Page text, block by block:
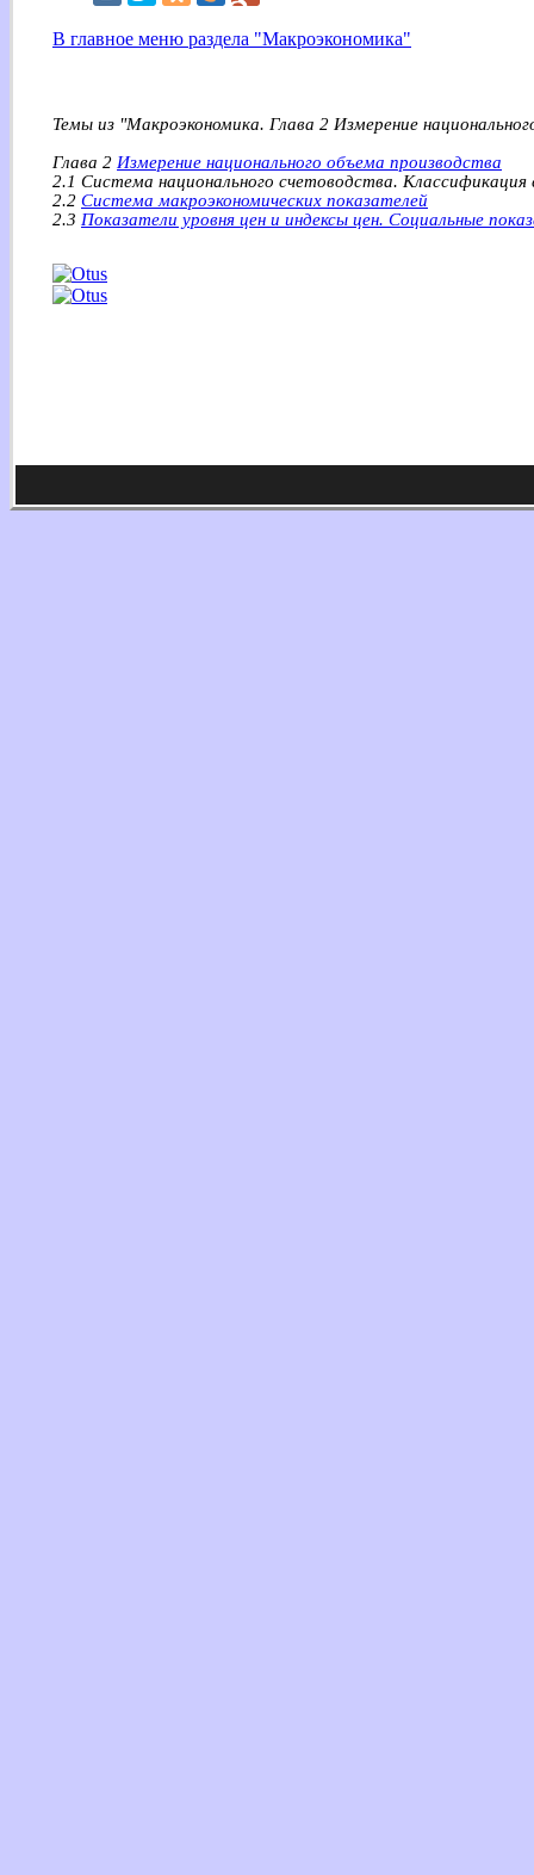
В главное меню раздела "Макроэкономика"
Темы из "Макроэкономика. Глава 2 Измерение
Глава 2 Измерение национального объема производства
2.1 Система национального счетоводства.
2.2 Система макроэкономических показателей
2.3 Показатели уровня цен и индексы цен. Социальные